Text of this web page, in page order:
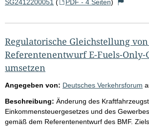
SG2412200051 ( PDF - 4 Seiten)
Regulatorische Gleichstellung von
Referentenentwurf E-Fuels-Only-
umsetzen
Angegeben von: Deutsches Verkehrsforum
Beschreibung: Änderung des
Einkommensteuergesetzes und des
gemäß dem Referentenentwurf des BMF.